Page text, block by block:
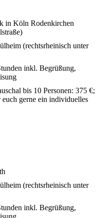
in Köln Rodenkirchen
(rechtsrheinisch unter
inkl. Begrüßung,
bis 10 Personen: 375 €;
euch gerne ein individuelles
(rechtsrheinisch unter
inkl. Begrüßung,